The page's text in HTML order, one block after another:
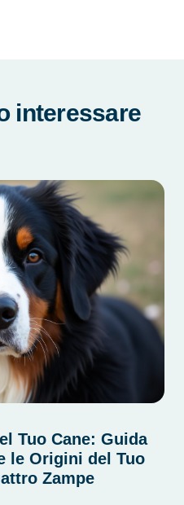
interessare
Tuo Cane: Guida
le Origini del Tuo
Zampe